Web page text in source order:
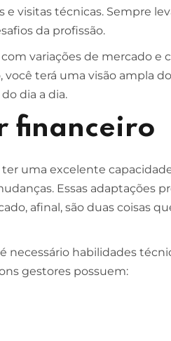
e visitas técnicas. Sempre
da profissão.
variações de mercado e
terá uma visão ampla
dia a dia.
financeiro
uma excelente
Essas adaptações
afinal, são duas coisas
necessário habilidades
gestores possuem:
ESCOLA DE NEGÓCIOS NOTURNO
Processos